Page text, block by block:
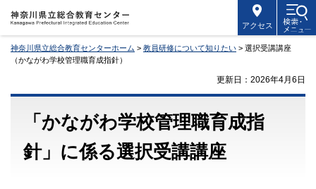
アクセス
神奈川県立総合教育センターホーム > 教員研修について知りたい > 選択受講講座
（かながわ学校管理職育成指針）
更新日：2026年4月6日
「かながわ学校管理職育成指
針」に係る選択受講講座